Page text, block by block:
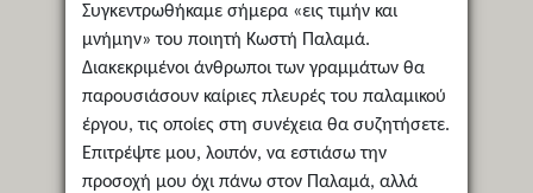
Συγκεντρωθήκαμε σήμερα «εις τιμήν και
μνήμην» του ποιητή Κωστή Παλαμά.
Διακεκριμένοι άνθρωποι των γραμμάτων θα
παρουσιάσουν καίριες πλευρές του παλαμικού
έργου, τις οποίες στη συνέχεια θα συζητήσετε.
Επιτρέψτε μου, λοιπόν, να εστιάσω την
προσοχή μου όχι πάνω στον Παλαμά, αλλά